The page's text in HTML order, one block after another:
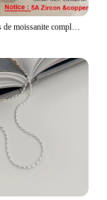
Colar de tênis de moissanite completo com certificado 3-5mm tamanho gradiente colares de diamante para mulheres 925 prata esterlina corrente de pescoço